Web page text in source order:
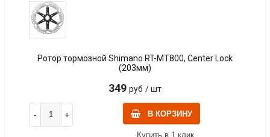
Ротор тормозной Shimano RT-MT800, Center Lock
(203мм)
349 руб / шт
В КОРЗИНУ
Купить в 1 клик